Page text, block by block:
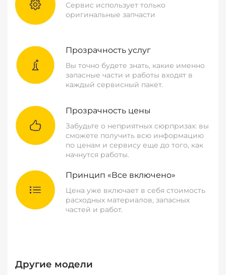
Сервис использует только
оригинальные запчасти
Прозрачность услуг
Вы точно будете знать, какие именно
запасные части и работы входят в
каждый сервисный пакет.
Прозрачность цены
Забудьте о неприятных сюрпризах: вы
сможете получить всю информацию
по ценам и сервису еще до того, как
начнутся работы.
Принцип «Все включено»
Цена уже включает в себя стоимость
расходных материалов, запасных
частей и работ.
Другие модели